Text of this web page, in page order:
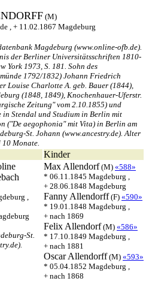
(M)
, + 11.02.1867 Magdeburg
Magdeburg (www.online-ofb.de).
der Berliner Universitätsschriften 1810-
York 1973, S. 181. Sohn des
1792/1832) Johann Friedrich
Louise Charlotte A. geb. Bauer (1844),
(1848, 1849), Knochenhauer-Uferstr.
Zeitung" vom 2.10.1855) und
in Stendal und Studium in Berlin mit
("De aegophonia" mit Vita) in Berlin am
St. Johann (www.ancestry.de). Alter
10 Monate.
Kinder
,
St.
Max Allendorf(M) «588»
* 06.11.1845 Magdeburg ,
+ 28.06.1848 Magdeburg
Fanny Allendorff(F) «590»
* 19.01.1848 Magdeburg ,
+ nach 1869
Felix Allendorf(M) «586»
* 17.10.1849 Magdeburg ,
+ nach 1881
Oscar Allendorff(M) «593»
* 05.04.1852 Magdeburg ,
+ nach 1868